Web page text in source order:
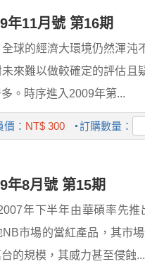
年11月號 第16期
球的經濟大環境仍然渾沌
來難以做較確定的評估且
。時序進入2009年第...
： NT$ 300 訂購數量：
年8月號 第15期
年下半年由華碩率先
市場的當紅產品，其市
的規模，其威力甚至侵蝕...